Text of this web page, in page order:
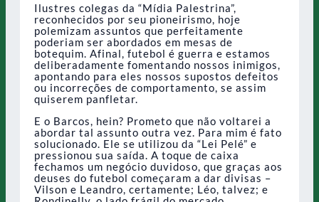
Ilustres colegas da “Mídia Palestrina”,
reconhecidos por seu pioneirismo, hoje
polemizam assuntos que perfeitamente
poderiam ser abordados em mesas de
botequim. Afinal, futebol é guerra e estamos
deliberadamente fomentando nossos inimigos,
apontando para eles nossos supostos defeitos
ou incorreções de comportamento, se assim
quiserem panfletar.
E o Barcos, hein? Prometo que não voltarei a
abordar tal assunto outra vez. Para mim é fato
solucionado. Ele se utilizou da “Lei Pelé” e
pressionou sua saída. A toque de caixa
fechamos um negócio duvidoso, que graças aos
deuses do futebol começaram a dar divisas –
Vilson e Leandro, certamente; Léo, talvez; e